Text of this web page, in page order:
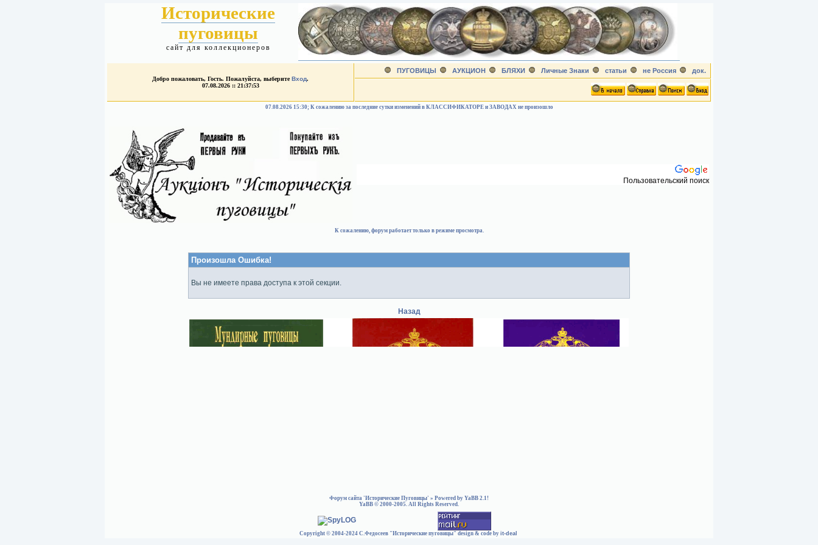
Исторические
пуговицы
сайт для коллекционеров
Добро пожаловать, Гость. Пожалуйста, выберитеВход.
07.08.2026 :: 21:37:53
ПУГОВИЦЫ АУКЦИОН БЛЯХИ Личные Знаки статьи не Россия док.
07.08.2026 15:30; К сожалению за последние сутки изменений в КЛАССИФИКАТОРЕ и ЗАВОДАХ не произошло
Пользовательский поиск
К сожалению, форум работает только в режиме просмотра.
Произошла Ошибка!
Вы не имеете права доступа к этой секции.
Назад
Форум сайта 'Исторические Пуговицы' » Powered by YaBB 2.1!
YaBB © 2000-2005. All Rights Reserved.
Copyright © 2004-2024 С.Федосеев "Исторические пуговицы" design & code by it-deal